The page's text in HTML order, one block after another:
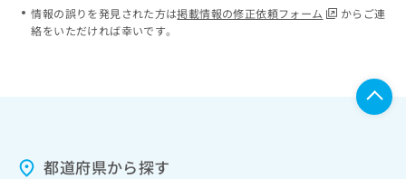
情報の誤りを発見された方は掲載情報の修正依頼フォーム
からご連
絡をいただければ幸いです。
都道府県から探す